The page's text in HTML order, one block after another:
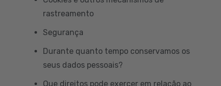
rastreamento
Segurança
Durante quanto tempo conservamos os
seus dados pessoais?
Que direitos pode exercer em relação ao